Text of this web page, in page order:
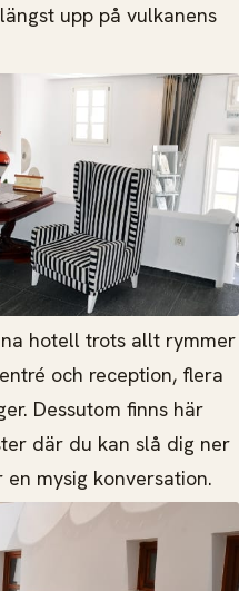
upp på vulkanens
hotell trots allt rymmer
och reception, flera
Dessutom finns här
där du kan slå dig ner
mysig konversation.